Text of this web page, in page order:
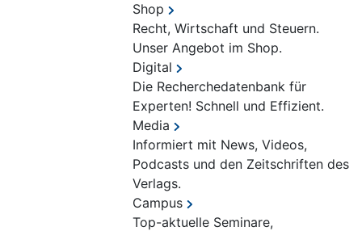
Shop
Recht, Wirtschaft und Steuern.
Unser Angebot im Shop.
Digital
Die Recherchedatenbank für
Experten! Schnell und Effizient.
Media
Informiert mit News, Videos,
Podcasts und den Zeitschriften des
Verlags.
Campus
Top-aktuelle Seminare,